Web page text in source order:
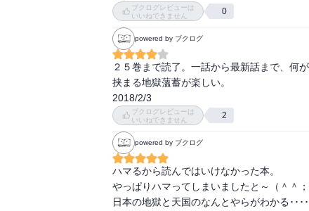
ブクログレビューは
いいねできません
0
powered by ブクログ
２５巻まで読了。一話から最新話まで、何
挟まる地獄薀蓄が楽しい。
2018/2/3
ブクログレビューは
いいねできません
2
powered by ブクログ
ハマるから読んではいけなかった本。
やっぱりハマってしまいましたと～（＾＾；
日本の地獄と天国のなんとやらがわかる････